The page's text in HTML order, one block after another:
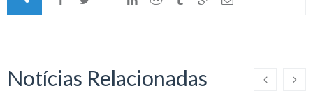
Notícias Relacionadas